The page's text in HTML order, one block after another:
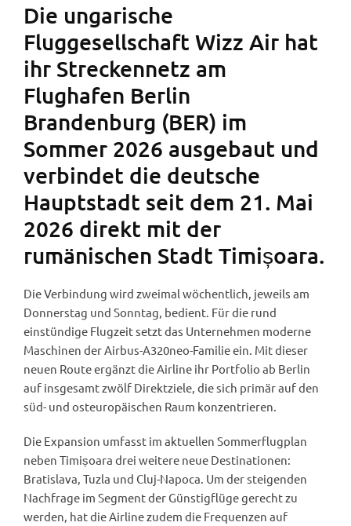
Die ungarische
Fluggesellschaft Wizz Air hat
ihr Streckennetz am
Flughafen Berlin
Brandenburg (BER) im
Sommer 2026 ausgebaut und
verbindet die deutsche
Hauptstadt seit dem 21. Mai
2026 direkt mit der
rumänischen Stadt Timișoara.
Die Verbindung wird zweimal wöchentlich, jeweils am
Donnerstag und Sonntag, bedient. Für die rund
einstündige Flugzeit setzt das Unternehmen moderne
Maschinen der Airbus-A320neo-Familie ein. Mit dieser
neuen Route ergänzt die Airline ihr Portfolio ab Berlin
auf insgesamt zwölf Direktziele, die sich primär auf den
süd- und osteuropäischen Raum konzentrieren.
Die Expansion umfasst im aktuellen Sommerflugplan
neben Timișoara drei weitere neue Destinationen:
Bratislava, Tuzla und Cluj-Napoca. Um der steigenden
Nachfrage im Segment der Günstigflüge gerecht zu
werden, hat die Airline zudem die Frequenzen auf